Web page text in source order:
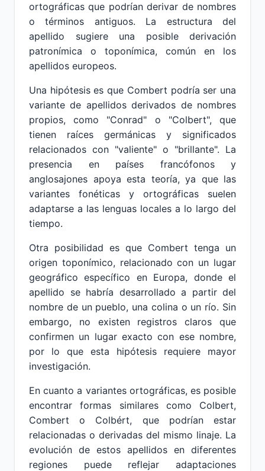
ortográficas que podrían derivar de nombres
o términos antiguos. La estructura del
apellido sugiere una posible derivación
patronímica o toponímica, común en los
apellidos europeos.
Una hipótesis es que Combert podría ser una
variante de apellidos derivados de nombres
propios, como "Conrad" o "Colbert", que
tienen raíces germánicas y significados
relacionados con "valiente" o "brillante". La
presencia en países francófonos y
anglosajones apoya esta teoría, ya que las
variantes fonéticas y ortográficas suelen
adaptarse a las lenguas locales a lo largo del
tiempo.
Otra posibilidad es que Combert tenga un
origen toponímico, relacionado con un lugar
geográfico específico en Europa, donde el
apellido se habría desarrollado a partir del
nombre de un pueblo, una colina o un río. Sin
embargo, no existen registros claros que
confirmen un lugar exacto con ese nombre,
por lo que esta hipótesis requiere mayor
investigación.
En cuanto a variantes ortográficas, es posible
encontrar formas similares como Colbert,
Combert o Colbért, que podrían estar
relacionadas o derivadas del mismo linaje. La
evolución de estos apellidos en diferentes
regiones puede reflejar adaptaciones